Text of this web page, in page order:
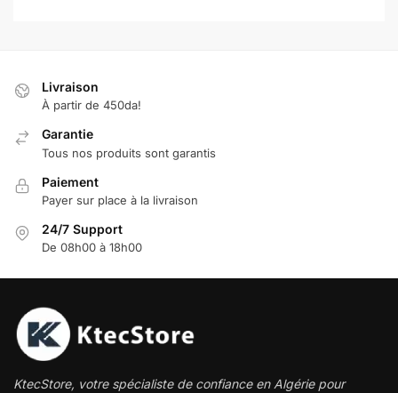
Livraison
À partir de 450da!
Garantie
Tous nos produits sont garantis
Paiement
Payer sur place à la livraison
24/7 Support
De 08h00 à 18h00
KtecStore, votre spécialiste de confiance en Algérie pour